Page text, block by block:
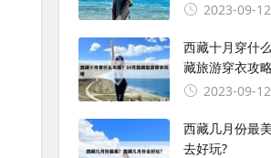
2023-09-12
西藏十月穿什
藏旅游穿衣攻
2023-09-12
西藏几月份最
去好玩?